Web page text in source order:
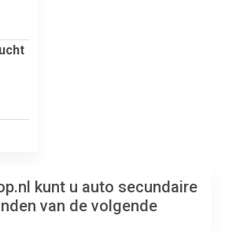
kunt u auto secundaire
van de volgende